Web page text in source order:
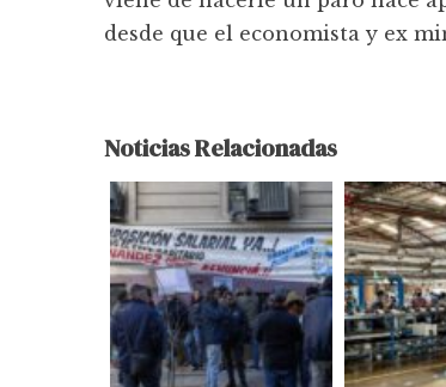
desde que el economista y ex
Noticias Relacionadas